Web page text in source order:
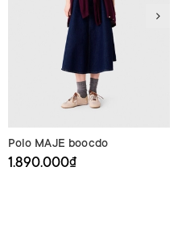
Polo MAJE boocdo
1.890.000₫